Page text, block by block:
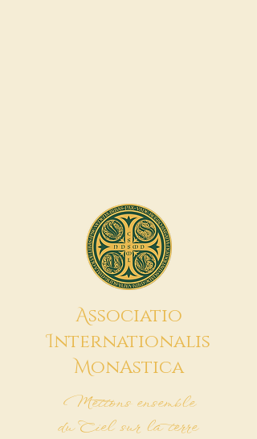
Associatio
Internationalis
MonAstica
Mettons ensemble
du Ciel sur la terre